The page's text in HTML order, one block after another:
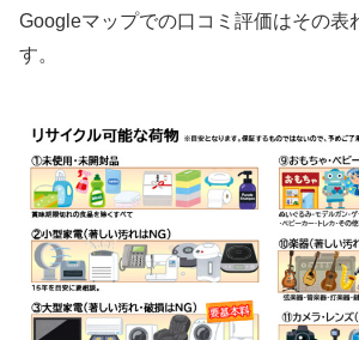
Googleマップでの口コミ評価はその表
す。